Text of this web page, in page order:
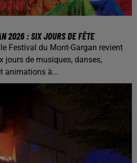
2026 : SIX JOURS DE FÊTE
Festival du Mont-Gargan revient
jours de musiques, danses,
animations à...